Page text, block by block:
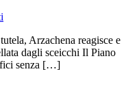
Arzachena reagisce e
dagli sceicchi Il Piano
senza […]